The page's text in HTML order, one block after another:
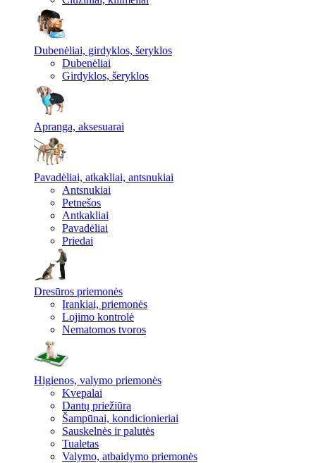
Dubenėliai, girdyklos, šeryklos
Dubenėliai
Girdyklos, šeryklos
Apranga, aksesuarai
Pavadėliai, atkakliai, antsnukiai
Antsnukiai
Petnešos
Antkakliai
Pavadėliai
Priedai
Dresūros priemonės
Įrankiai, priemonės
Lojimo kontrolė
Nematomos tvoros
Higienos, valymo priemonės
Kvepalai
Dantų priežiūra
Šampūnai, kondicionieriai
Sauskelnės ir palutės
Tualetas
Valymo, atbaidymo priemonės